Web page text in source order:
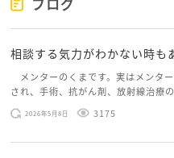
相談する気力がわかない時も
メンターのくまです。実はメンタ
され、手術、抗がん剤、放射線治療
スを体験していて、しばらくメンター
いませんでした。体力だけでなく、気
2026年5月8日 3175